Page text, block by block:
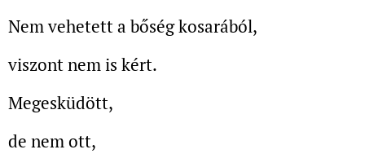
Nem vehetett a bőség kosarából,
viszont nem is kért.
Megesküdött,
de nem ott,